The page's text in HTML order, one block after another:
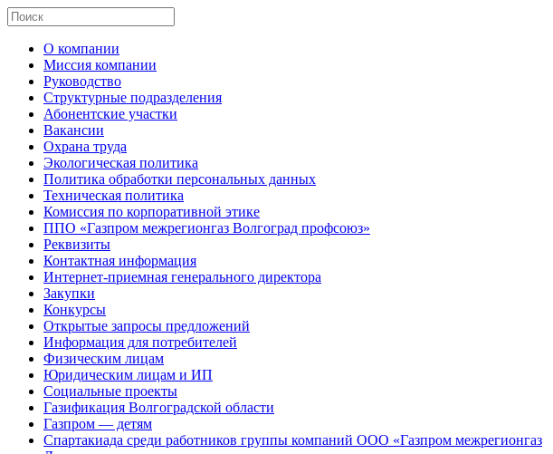
О компании
Миссия компании
Руководство
Структурные подразделения
Абонентские участки
Вакансии
Охрана труда
Экологическая политика
Политика обработки персональных данных
Техническая политика
Комиссия по корпоративной этике
ППО «Газпром межрегионгаз Волгоград профсоюз»
Реквизиты
Контактная информация
Интернет-приемная генерального директора
Закупки
Конкурсы
Открытые запросы предложений
Информация для потребителей
Физическим лицам
Юридическим лицам и ИП
Социальные проекты
Газификация Волгоградской области
Газпром — детям
Спартакиада среди работников группы компаний ООО «Газпром межрегионгаз